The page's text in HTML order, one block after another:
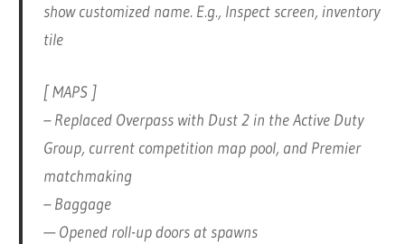
show customized name. E.g., Inspect screen, inventory
tile
[ MAPS ]
– Replaced Overpass with Dust 2 in the Active Duty
Group, current competition map pool, and Premier
matchmaking
– Baggage
— Opened roll-up doors at spawns